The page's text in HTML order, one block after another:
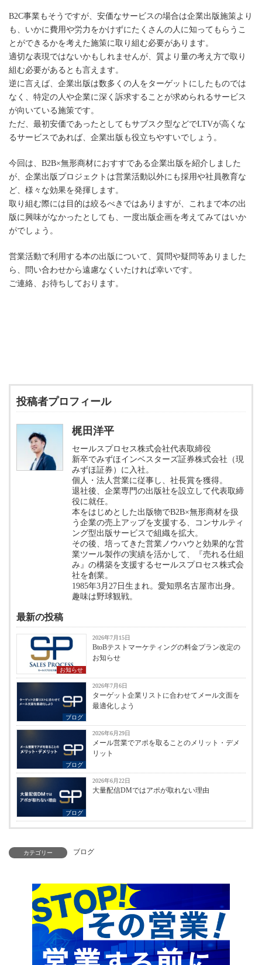
B2C事業もそうですが、安価なサービスの場合は企業出版施策より
も、いかに費用や労力をかけずにたくさんの人に知ってもらうこ
とができるかを考えた施策に取り組む必要があります。
適切な表現ではないかもしれませんが、質より量の考え方で取り
組む必要があるとも言えます。
逆に言えば、企業出版は数多くの人をターゲットにしたものでは
なく、特定の人や企業に深く訴求することが求められるサービス
が向いている施策です。
ただ、最初安価であったとしてもサブスク型などでLTVが高くな
るサービスであれば、企業出版も役立ちやすいでしょう。
今回は、B2B×無形商材におすすである企業出版を紹介しました
が、企業出版プロジェクトは営業活動以外にも採用や社員教育な
ど、様々な効果を発揮します。
取り組む際には目的は絞るべきではありますが、これまで本の出
版に興味がなかったとしても、一度出版企画を考えてみてはいか
がでしょう。
営業活動で利用する本の出版について、質問や疑問等ありました
ら、問い合わせから遠慮なくいたければ幸いです。
ご連絡、お待ちしております。
投稿者プロフィール
梶田洋平
セールスプロセス株式会社代表取締役
新卒でみずほインベスターズ証券株式会社（現
みずほ証券）に入社。
個人・法人営業に従事し、社長賞を獲得。
退社後、企業専門の出版社を設立して代表取締
役に就任。
本をはじめとした出版物でB2B×無形商材を扱
う企業の売上アップを支援する、コンサルティ
ング型出版サービスで組織を拡大。
その後、培ってきた営業ノウハウと効果的な営
業ツール製作の実績を活かして、『売れる仕組
み』の構築を支援するセールスプロセス株式会
社を創業。
1985年3月27日生まれ。愛知県名古屋市出身。
趣味は野球観戦。
最新の投稿
お知らせ
2026年7月15日
BtoBテストマーケティングの料金プラン改定の
お知らせ
ブログ
2026年7月6日
ターゲット企業リストに合わせてメール文面を
最適化しよう
ブログ
2026年6月29日
メール営業でアポを取ることのメリット・デメ
リット
ブログ
2026年6月22日
大量配信DMではアポが取れない理由
カテゴリー ブログ